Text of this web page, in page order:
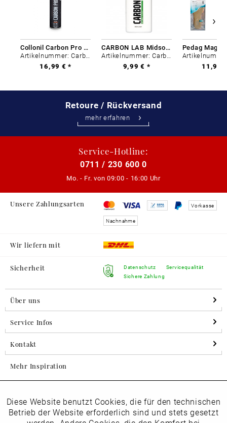
Collonil Carbon Pro 400 ml
Artikelnummer: Carbon-0
16,99 € *
CARBON LAB Midsole Cleaner
Artikelnummer: Carbon-0
9,99 € *
11,99
Retoure / Rückversand
mehr erfahren
Service-Hotline:
0711 / 230 600 0
Mo. - Fr. von 09:00 - 16:00 Uhr
Unsere Zahlungsarten Vorkasse
Nachnahme
Wir liefern mit
Sicherheit
Datenschutz
Sichere Zahlung
Servicequalität
Über uns
Service Infos
Kontakt
Mehr Inspiration
Folgen Sie uns auf Instagram
horsch_schuhe
Funktionale Aktiv
Diese Website benutzt Cookies, die für den technischen
Betrieb der Website erforderlich sind und stets gesetzt